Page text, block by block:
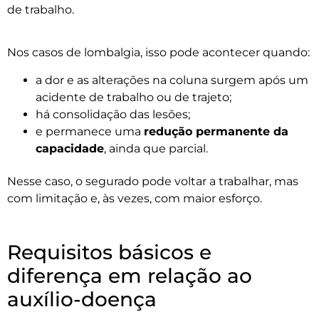
de trabalho.
Nos casos de lombalgia, isso pode acontecer quando:
a dor e as alterações na coluna surgem após um
acidente de trabalho ou de trajeto;
há consolidação das lesões;
e permanece uma redução permanente da
capacidade, ainda que parcial.
Nesse caso, o segurado pode voltar a trabalhar, mas
com limitação e, às vezes, com maior esforço.
Requisitos básicos e
diferença em relação ao
auxílio-doença